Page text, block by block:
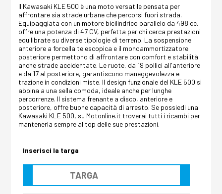
Il Kawasaki KLE 500 è una moto versatile pensata per
affrontare sia strade urbane che percorsi fuori strada.
Equipaggiata con un motore bicilindrico parallelo da 498 cc,
offre una potenza di 47 CV, perfetta per chi cerca prestazioni
equilibrate su diverse tipologie di terreno. La sospensione
anteriore a forcella telescopica e il monoammortizzatore
posteriore permettono di affrontare con comfort e stabilità
anche strade accidentate. Le ruote, da 19 pollici all'anteriore
e da 17 al posteriore, garantiscono maneggevolezza e
trazione in condizioni miste. Il design funzionale del KLE 500 si
abbina a una sella comoda, ideale anche per lunghe
percorrenze. Il sistema frenante a disco, anteriore e
posteriore, offre buone capacità di arresto. Se possiedi una
Kawasaki KLE 500, su Motonline.it troverai tutti i ricambi per
mantenerla sempre al top delle sue prestazioni.
Inserisci la targa